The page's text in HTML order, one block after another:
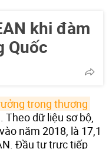
khi đàm
Quốc
trong thương
Theo dữ liệu sơ bộ,
năm 2018, là 17,1
Đầu tư trực tiếp